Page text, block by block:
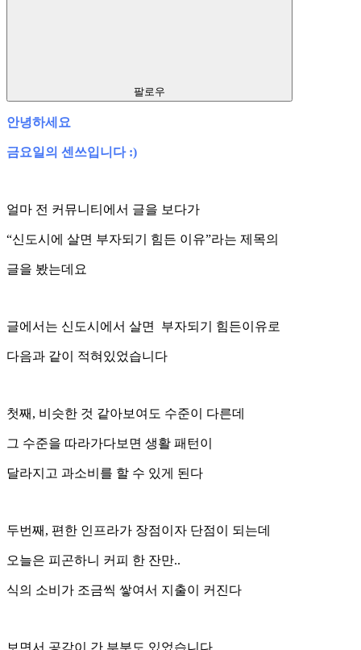
팔로우
안녕하세요
금요일의 센쓰입니다 :)
얼마 전 커뮤니티에서 글을 보다가
“신도시에 살면 부자되기 힘든 이유”라는 제목의
글을 봤는데요
글에서는 신도시에서 살면 부자되기 힘든이유로
다음과 같이 적혀있었습니다
첫째, 비슷한 것 같아보여도 수준이 다른데
그 수준을 따라가다보면 생활 패턴이
달라지고 과소비를 할 수 있게 된다
두번째, 편한 인프라가 장점이자 단점이 되는데
오늘은 피곤하니 커피 한 잔만..
식의 소비가 조금씩 쌓여서 지출이 커진다
보면서 공감이 간 부분도 있었습니다